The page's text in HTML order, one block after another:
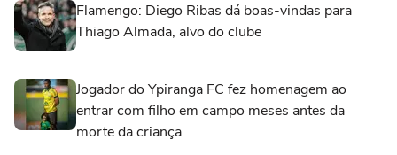
Flamengo: Diego Ribas dá boas-vindas para
Thiago Almada, alvo do clube
Jogador do Ypiranga FC fez homenagem ao
entrar com filho em campo meses antes da
morte da criança